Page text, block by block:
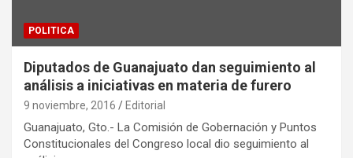
POLITICA
Diputados de Guanajuato dan seguimiento al
análisis a iniciativas en materia de furero
9 noviembre, 2016 Editorial
Guanajuato, Gto.- La Comisión de Gobernación y Puntos
Constitucionales del Congreso local dio seguimiento al